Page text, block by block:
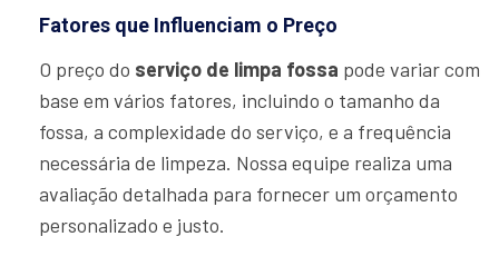
Fatores que Influenciam o Preço
O preço do serviço de limpa fossa pode variar com
base em vários fatores, incluindo o tamanho da
fossa, a complexidade do serviço, e a frequência
necessária de limpeza. Nossa equipe realiza uma
avaliação detalhada para fornecer um orçamento
personalizado e justo.